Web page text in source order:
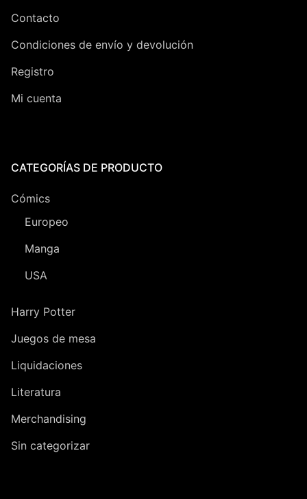
Contacto
Condiciones de envío y devolución
Registro
Mi cuenta
CATEGORÍAS DE PRODUCTO
Cómics
Europeo
Manga
USA
Harry Potter
Juegos de mesa
Liquidaciones
Literatura
Merchandising
Sin categorizar